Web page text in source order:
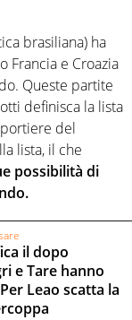
brasiliana) ha
Francia e Croazia
Queste partite
definisca la lista
del
lista, il che
possibilità di
il dopo
e Tare hanno
Leao scatta la